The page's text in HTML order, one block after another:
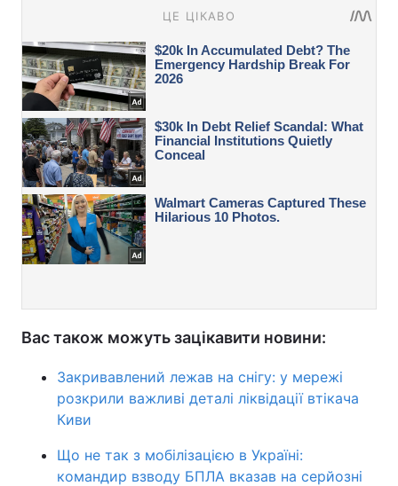
Вас також можуть зацікавити новини:
Закривавлений лежав на снігу: у мережі
розкрили важливі деталі ліквідації втікача
Киви
Що не так з мобілізацією в Україні:
командир взводу БПЛА вказав на серйозні